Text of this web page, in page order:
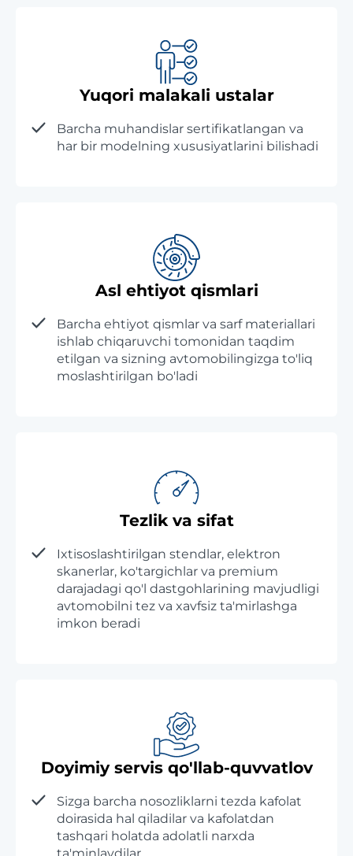
Yuqori malakali ustalar
Barcha muhandislar sertifikatlangan va
har bir modelning xususiyatlarini bilishadi
Asl ehtiyot qismlari
Barcha ehtiyot qismlar va sarf materiallari
ishlab chiqaruvchi tomonidan taqdim
etilgan va sizning avtomobilingizga to'liq
moslashtirilgan bo'ladi
Tezlik va sifat
Ixtisoslashtirilgan stendlar, elektron
skanerlar, ko'targichlar va premium
darajadagi qo'l dastgohlarining mavjudligi
avtomobilni tez va xavfsiz ta'mirlashga
imkon beradi
Doyimiy servis qo'llab-quvvatlov
Sizga barcha nosozliklarni tezda kafolat
doirasida hal qiladilar va kafolatdan
tashqari holatda adolatli narxda